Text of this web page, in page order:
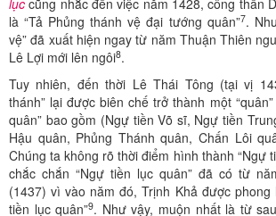
lục cũng nhắc đến việc năm 1428, công thần
là “Tả Phủng thánh vệ đại tướng quân”7.
vệ” đã xuất hiện ngay từ năm Thuận Thiên
Lê Lợi mới lên ngôi8.
Tuy nhiên, đến thời Lê Thái Tông (tại vị
thánh” lại được biên chế trở thành một
quân” bao gồm (Ngự tiền Võ sĩ, Ngự tiền
Hậu quân, Phủng Thánh quân, Chấn Lôi
Chúng ta không rõ thời điểm hình thành “Ngự
chắc chắn “Ngự tiền lục quân” đã có từ
(1437) vì vào năm đó, Trịnh Khả được phong
tiền lục quân”9. Như vậy, muộn nhất là từ